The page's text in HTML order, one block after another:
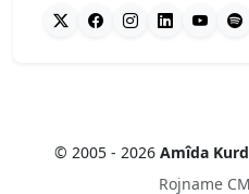
© 2005 - 2026 Amîda Kurd
Rojname